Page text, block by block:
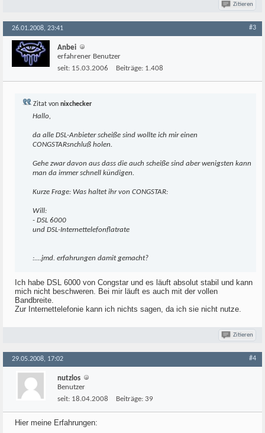
Zitieren
26.01.2008, 23:41 #3
Anbei
erfahrener Benutzer
seit: 15.03.2006 Beiträge: 1.408
Zitat von nixchecker
Hallo,
da alle DSL-Anbieter scheiße sind wollte ich mir einen
CONGSTARsnchluß holen.
Gehe zwar davon aus dass die auch scheiße sind aber wenigsten kann
man da immer schnell kündigen.
Kurze Frage: Was haltet ihr von CONGSTAR:
Will:
- DSL 6000
und DSL-Internettelefonflatrate
:....jmd. erfahrungen damit gemacht?
Ich habe DSL 6000 von Congstar und es läuft absolut stabil und kann
mich nicht beschweren. Bei mir läuft es auch mit der vollen
Bandbreite.
Zur Internettelefonie kann ich nichts sagen, da ich sie nicht nutze.
Zitieren
29.05.2008, 17:02 #4
nutzlos
Benutzer
seit: 18.04.2008 Beiträge: 39
Hier meine Erfahrungen: